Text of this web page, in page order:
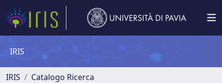
IRIS
IRIS
Catalogo Ricerca